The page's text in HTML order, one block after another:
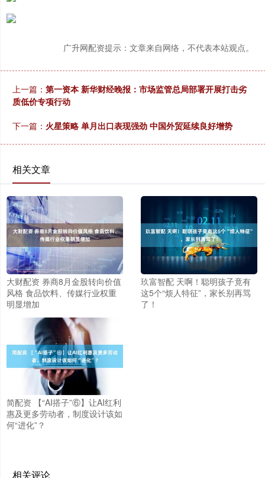
广升网配资提示：文章来自网络，不代表本站观点。
上一篇： 第一资本 新华财经晚报：市场监管总局部署开展打击劣
质低价专项行动
下一篇： 火星策略 单月出口表现强劲 中国外贸延续良好增势
相关文章
大财配资 券商8月金股转向价值
风格 食品饮料、传媒行业权重
明显增加
玖富智配 天啊！聪明孩子竟有
这5个“烦人特征”，家长别再骂
了！
简配资 【“AI搭子”⑥】让AI红利
惠及更多劳动者，制度设计该如
何“进化”？
相关评论